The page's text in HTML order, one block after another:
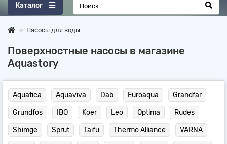
Каталог
Насосы для воды
Поверхностные насосы в магазине
Aquastory
Aquatica Aquaviva Dab Euroaqua Grandfar
Grundfos IBO Koer Leo Optima Rudes
Shimge Sprut Taifu Thermo Alliance VARNA